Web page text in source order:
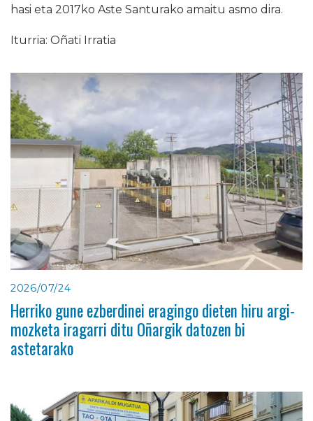
hasi eta 2017ko Aste Santurako amaitu asmo dira.
Iturria: Oñati Irratia
2026/07/24
Herriko gune ezberdinei eragingo dieten hiru argi-
mozketa iragarri ditu Oñargik datozen bi
astetarako